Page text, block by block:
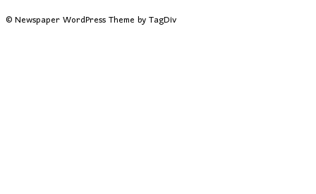
© Newspaper WordPress Theme by TagDiv